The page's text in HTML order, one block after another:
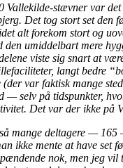
Vallekilde-stævner var
Det tog stort set den
alt forekom stort og
den umiddelbart mere
viste sig snart at
langt bedre
var faktisk mange
— selv på tidspunkter,
Det var der ikke på
mange deltagere —
ikke mente at have set
nok, men jeg vil